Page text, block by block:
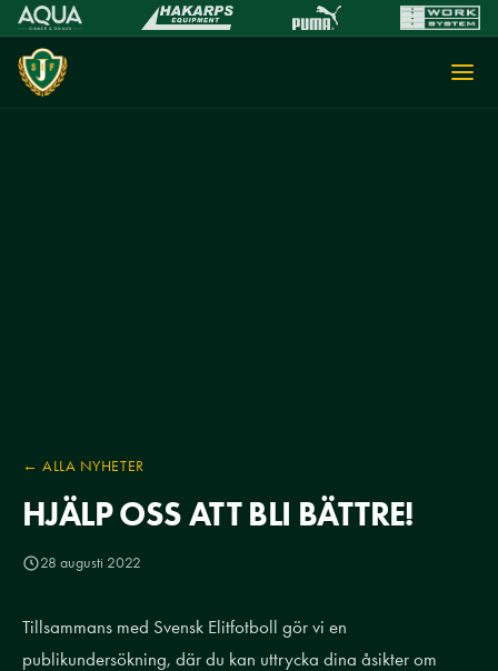
← ALLA NYHETER
HJÄLP OSS ATT BLI BÄTTRE!
28 augusti 2022
Tillsammans med Svensk Elitfotboll gör vi en
publikundersökning, där du kan uttrycka dina åsikter om